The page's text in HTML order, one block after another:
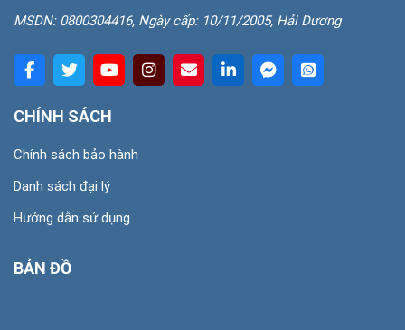
MSDN: 0800304416, Ngày cấp: 10/11/2005, Hải Dương
CHÍNH SÁCH
Chính sách bảo hành
Danh sách đại lý
Hướng dẫn sử dụng
BẢN ĐỒ